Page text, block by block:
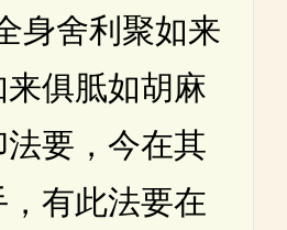
身舍利聚如来
俱胝如胡麻
要，今在其
有此法要在